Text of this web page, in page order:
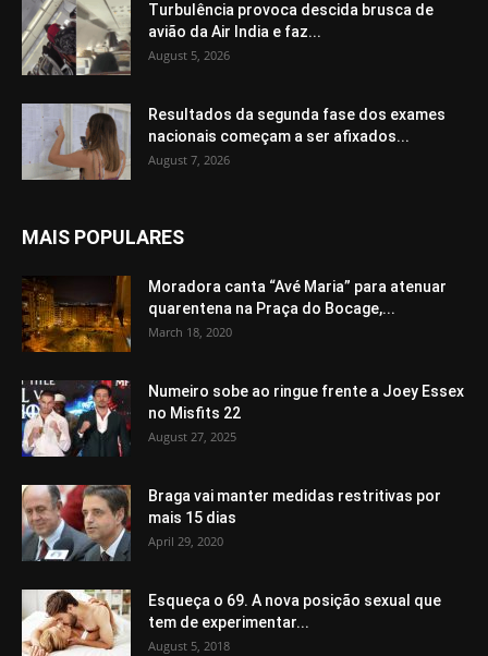
Turbulência provoca descida brusca de
avião da Air India e faz...
August 5, 2026
Resultados da segunda fase dos exames
nacionais começam a ser afixados...
August 7, 2026
MAIS POPULARES
Moradora canta “Avé Maria” para atenuar
quarentena na Praça do Bocage,...
March 18, 2020
Numeiro sobe ao ringue frente a Joey Essex
no Misfits 22
August 27, 2025
Braga vai manter medidas restritivas por
mais 15 dias
April 29, 2020
Esqueça o 69. A nova posição sexual que
tem de experimentar...
August 5, 2018